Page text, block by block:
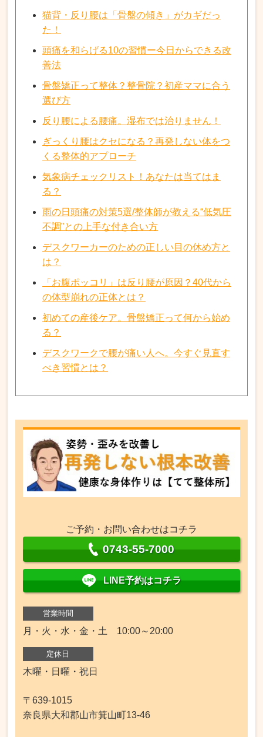
猫背・反り腰は「骨盤の傾き」がカギだっ
た！
頭痛を和らげる10の習慣ー今日からできる改
善法
骨盤矯正って整体？整骨院？初産ママに合う
選び方
反り腰による腰痛。湿布では治りません！
ぎっくり腰はクセになる？再発しない体をつ
くる整体的アプローチ
気象病チェックリスト！あなたは当てはま
る？
雨の日頭痛の対策5選/整体師が教える“低気圧
不調”との上手な付き合い方
デスクワーカーのための正しい目の休め方と
は？
「お腹ポッコリ」は反り腰が原因？40代から
の体型崩れの正体とは？
初めての産後ケア。骨盤矯正って何から始め
る？
デスクワークで腰が痛い人へ。今すぐ見直す
べき習慣とは？
ご予約・お問い合わせはコチラ
0743-55-7000
LINE予約はコチラ
営業時間
月・火・水・金・土 10:00～20:00
定休日
木曜・日曜・祝日
〒639-1015
奈良県大和郡山市箕山町13-46